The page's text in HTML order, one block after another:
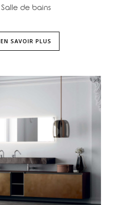
Salle de bains
EN SAVOIR PLUS